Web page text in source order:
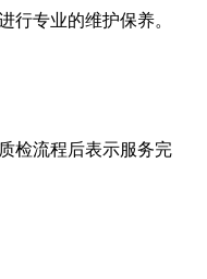
行专业的维护保养。
检流程后表示服务完